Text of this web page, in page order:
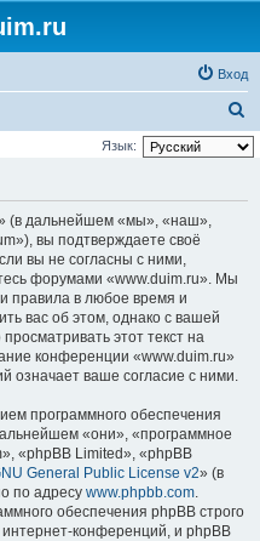
Вход
о
Язык:
(в дальнейшем «мы», «наш»,
вы подтверждаете своё
вы не согласны с ними,
форумами «www.duim.ru». Мы
правила в любое время и
вас об этом, однако с вашей
этот текст на
конференции «www.duim.ru»
означает ваше согласие с ними.
программного обеспечения
«они», «программное
«phpBB Limited», «phpBB
General Public License v2» (в
по адресу www.phpbb.com.
обеспечения phpBB строго
конференций, и phpBB